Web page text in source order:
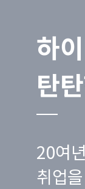
하
탄
20여
취업